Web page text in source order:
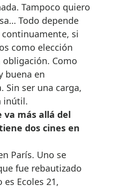
Tampoco quiero
Todo depende
continuamente, si
como elección
Como
buena en
Sin ser una carga,
inútil.
va más allá del
dos cines en
París. Uno se
fue rebautizado
Ecoles 21,